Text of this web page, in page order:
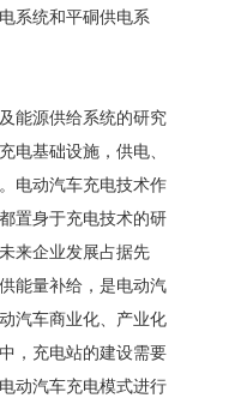
系统和平硐供电系
能源供给系统的研究
电基础设施，供电、
电动汽车充电技术作
置身于充电技术的研
来企业发展占据先
能量补给，是电动汽
汽车商业化、产业化
，充电站的建设需要
动汽车充电模式进行